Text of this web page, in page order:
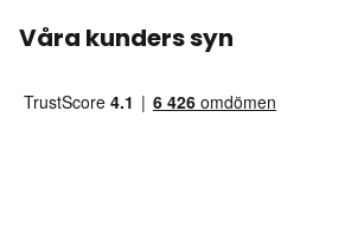
Våra kunders syn